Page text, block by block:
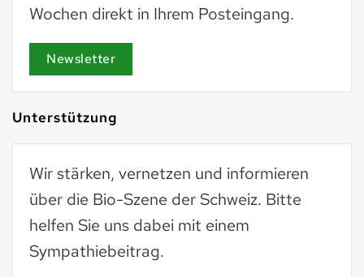
Wochen direkt in Ihrem Posteingang.
Newsletter
Unterstützung
Wir stärken, vernetzen und informieren
über die Bio-Szene der Schweiz. Bitte
helfen Sie uns dabei mit einem
Sympathiebeitrag.